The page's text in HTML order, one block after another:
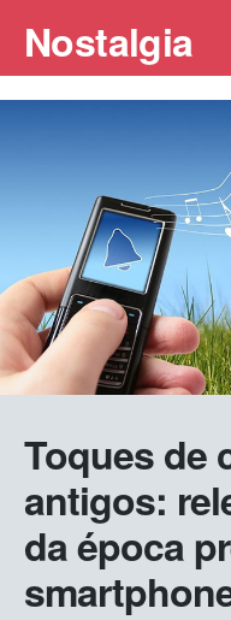
Nostalgia
Toques de
antigos:
da época